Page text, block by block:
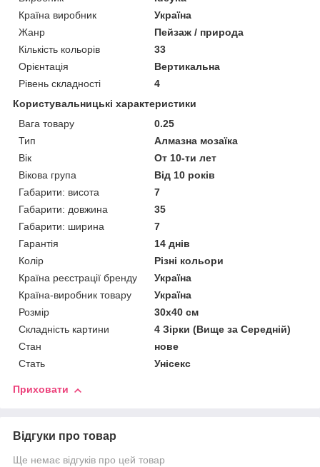
Країна виробник
Україна
Жанр
Пейзаж / природа
Кількість кольорів
33
Орієнтація
Вертикальна
Рівень складності
4
Користувальницькі характеристики
Вага товару
0.25
Тип
Алмазна мозаїка
Вік
От 10-ти лет
Вікова група
Від 10 років
Габарити: висота
7
Габарити: довжина
35
Габарити: ширина
7
Гарантія
14 днів
Колір
Різні кольори
Країна реєстрації бренду
Україна
Країна-виробник товару
Україна
Розмір
30х40 см
Складність картини
4 Зірки (Вище за Середній)
Стан
нове
Стать
Унісекс
Приховати
Відгуки про товар
Ще немає відгуків про цей товар